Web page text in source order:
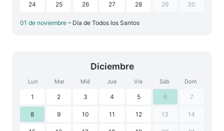
24 25 26 27 28 29 30
01 de noviembre – Día de Todos los Santos
Diciembre
Lun Mar Mié Jue Vie Sáb Dom
1 2 3 4 5 6 7
8 9 10 11 12 13 14